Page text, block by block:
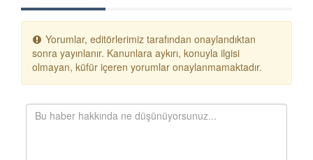
Yorumlar, editörlerimiz tarafından onaylandıktan
sonra yayınlanır. Kanunlara aykırı, konuyla ilgisi
olmayan, küfür içeren yorumlar onaylanmamaktadır.